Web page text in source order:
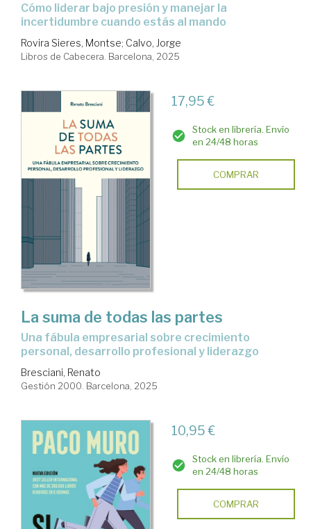
Cómo liderar bajo presión y manejar la
incertidumbre cuando estás al mando
Rovira Sieres, Montse; Calvo, Jorge
Libros de Cabecera. Barcelona, 2025
17,95 €
Stock en librería. Envío
en 24/48 horas
COMPRAR
La suma de todas las partes
Una fábula empresarial sobre crecimiento
personal, desarrollo profesional y liderazgo
Bresciani, Renato
Gestión 2000. Barcelona, 2025
10,95 €
Stock en librería. Envío
en 24/48 horas
COMPRAR